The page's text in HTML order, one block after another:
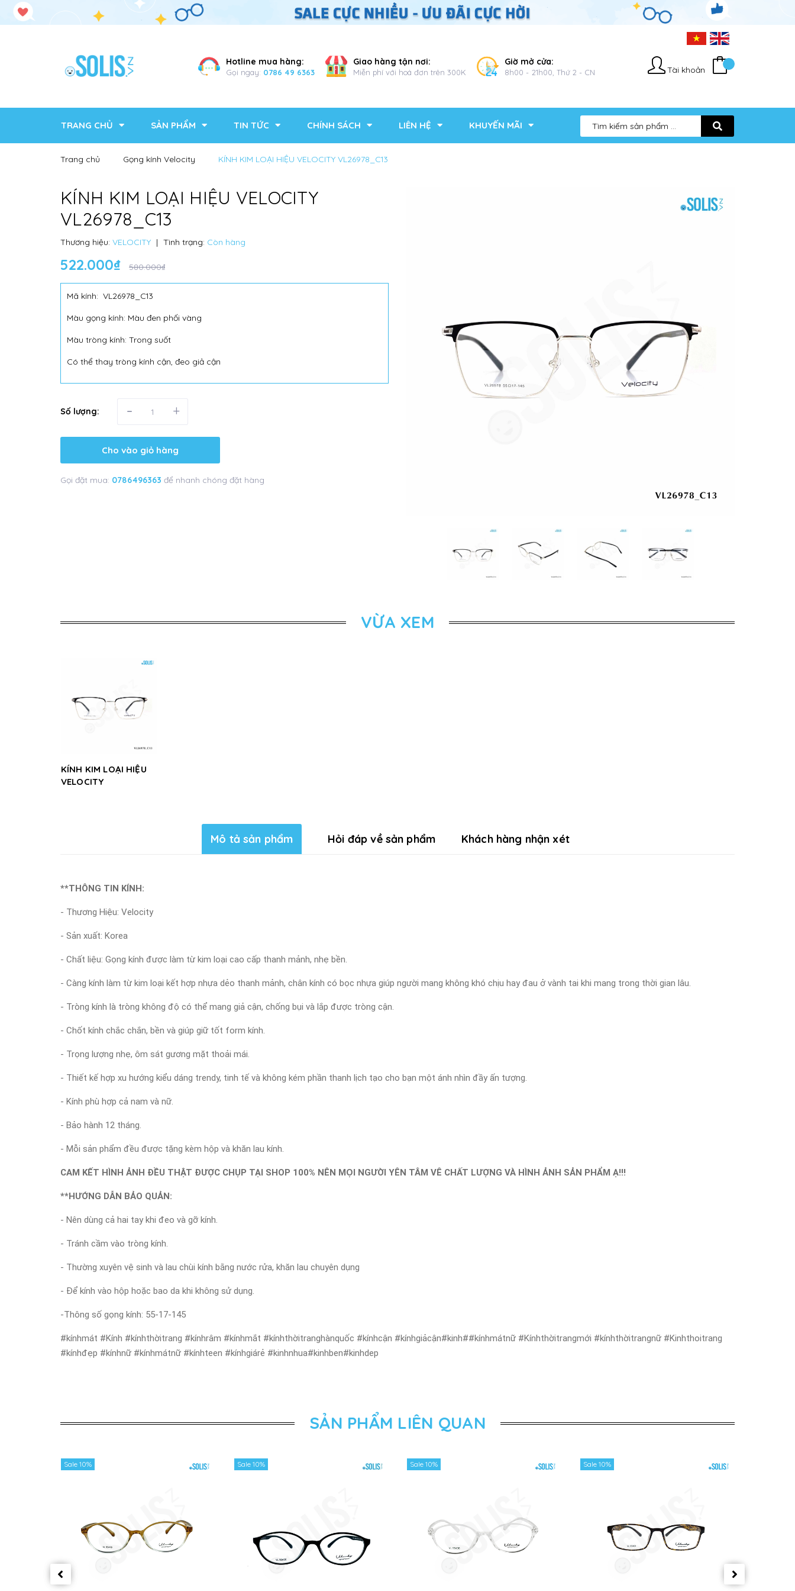
Hotline mua hàng:
Gọi ngay: 0786 49 6363
Giao hàng tận nơi:
Miễn phí với hoá đơn trên 300K
Giờ mở cửa:
8h00 - 21h00, Thứ 2 - CN Tài khoản
TRANG CHỦ SẢN PHẨM TIN TỨC CHÍNH SÁCH LIÊN HỆ KHUYẾN MÃI
Trang chủ Gọng kính Velocity KÍNH KIM LOẠI HIỆU VELOCITY VL26978_C13
KÍNH KIM LOẠI HIỆU VELOCITY
VL26978_C13
Thương hiệu: VELOCITY | Tình trạng: Còn hàng
522.000₫ 580.000₫
Mã kính: VL26978_C13
Màu gọng kính: Màu đen phối vàng
Màu tròng kính: Trong suốt
Có thể thay tròng kính cận, đeo giả cận
Số lượng: - +
Cho vào giỏ hàng
Gọi đặt mua: 0786496363 để nhanh chóng đặt hàng
VỪA XEM
KÍNH KIM LOẠI HIỆU
VELOCITY
Mô tả sản phẩm Hỏi đáp về sản phẩm Khách hàng nhận xét
**THÔNG TIN KÍNH:
- Thương Hiệu: Velocity
- Sản xuất: Korea
- Chất liệu: Gọng kính được làm từ kim loại cao cấp thanh mảnh, nhẹ bền.
- Càng kính làm từ kim loại kết hợp nhựa dẻo thanh mảnh, chân kính có bọc nhựa giúp người mang không khó chịu hay đau ở vành tai khi mang trong thời gian lâu.
- Tròng kính là tròng không độ có thể mang giả cận, chống bụi và lắp được tròng cận.
- Chốt kính chắc chắn, bền và giúp giữ tốt form kính.
- Trọng lượng nhẹ, ôm sát gương mặt thoải mái.
- Thiết kế hợp xu hướng kiểu dáng trendy, tinh tế và không kém phần thanh lịch tạo cho bạn một ánh nhìn đầy ấn tượng.
- Kính phù hợp cả nam và nữ.
- Bảo hành 12 tháng.
- Mỗi sản phẩm đều được tặng kèm hộp và khăn lau kính.
CAM KẾT HÌNH ẢNH ĐỀU THẬT ĐƯỢC CHỤP TẠI SHOP 100% NÊN MỌI NGƯỜI YÊN TÂM VÊ CHẤT LƯỢNG VÀ HÌNH ẢNH SẢN PHẨM Ạ!!!
**HƯỚNG DẪN BẢO QUẢN:
- Nên dùng cả hai tay khi đeo và gỡ kính.
- Tránh cầm vào tròng kính.
- Thường xuyên vệ sinh và lau chùi kính bằng nước rửa, khăn lau chuyên dụng
- Để kính vào hộp hoặc bao da khi không sử dụng.
-Thông số gọng kính: 55-17-145
#kínhmát #Kính #kínhthờitrang #kínhrâm #kínhmắt #kínhthờitranghànquốc #kínhcận #kínhgiảcận#kinh##kínhmátnữ #Kínhthờitrangmới #kínhthờitrangnữ #Kinhthoitrang
#kínhđẹp #kínhnữ #kínhmátnữ #kínhteen #kínhgiárẻ #kinhnhua#kinhben#kinhdep
SẢN PHẨM LIÊN QUAN
Sale 10% Sale 10% Sale 10% Sale 10%